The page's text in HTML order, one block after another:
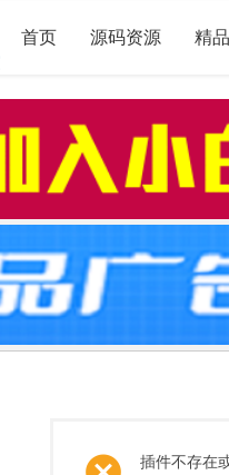
首页 源码资源 精
插件不存在